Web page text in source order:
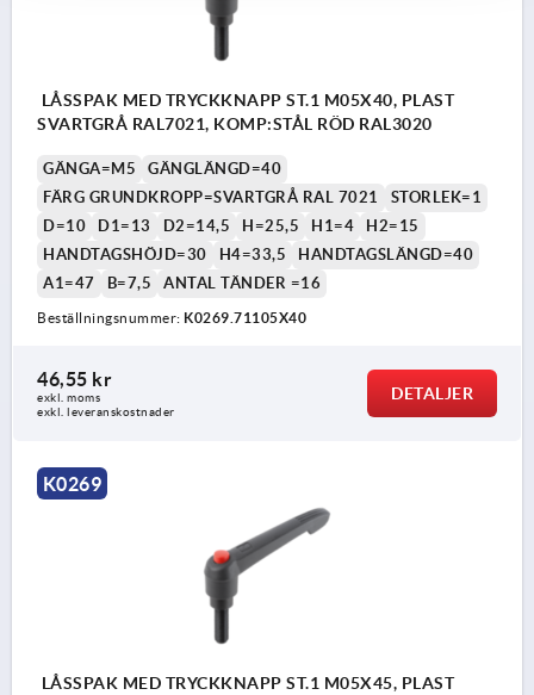
LÅSSPAK MED TRYCKKNAPP ST.1 M05X40, PLAST
SVARTGRÅ RAL7021, KOMP:STÅL RÖD RAL3020
GÄNGA=M5
GÄNGLÄNGD=40
FÄRG GRUNDKROPP=SVARTGRÅ RAL 7021
STORLEK=1
D=10
D1=13 D2=14,5 H=25,5 H1=4
H2=15
HANDTAGSHÖJD=30
H4=33,5
HANDTAGSLÄNGD=40
A1=47
B=7,5 ANTAL TÄNDER =16
Beställningsnummer: K0269.71105X40
46,55 kr
exkl. moms
exkl. leveranskostnader
DETALJER
K0269
LÅSSPAK MED TRYCKKNAPP ST.1 M05X45, PLAST